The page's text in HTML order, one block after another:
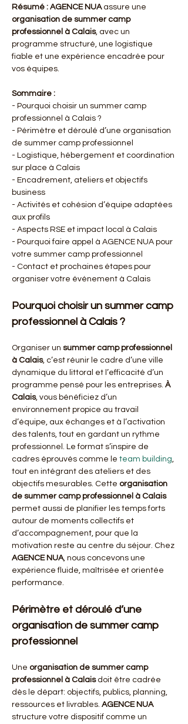
Résumé : AGENCE NUA assure une
organisation de summer camp
professionnel à Calais, avec un
programme structuré, une logistique
fiable et une expérience encadrée pour
vos équipes.
Sommaire :
- Pourquoi choisir un summer camp
professionnel à Calais ?
- Périmètre et déroulé d’une organisation
de summer camp professionnel
- Logistique, hébergement et coordination
sur place à Calais
- Encadrement, ateliers et objectifs
business
- Activités et cohésion d’équipe adaptées
aux profils
- Aspects RSE et impact local à Calais
- Pourquoi faire appel à AGENCE NUA pour
votre summer camp professionnel
- Contact et prochaines étapes pour
organiser votre événement à Calais
Pourquoi choisir un summer camp
professionnel à Calais ?
Organiser un summer camp professionnel
à Calais, c’est réunir le cadre d’une ville
dynamique du littoral et l’efficacité d’un
programme pensé pour les entreprises. À
Calais, vous bénéficiez d’un
environnement propice au travail
d’équipe, aux échanges et à l’activation
des talents, tout en gardant un rythme
professionnel. Le format s’inspire de
cadres éprouvés comme le team building,
tout en intégrant des ateliers et des
objectifs mesurables. Cette organisation
de summer camp professionnel à Calais
permet aussi de planifier les temps forts
autour de moments collectifs et
d’accompagnement, pour que la
motivation reste au centre du séjour. Chez
AGENCE NUA, nous concevons une
expérience fluide, maîtrisée et orientée
performance.
Périmètre et déroulé d’une
organisation de summer camp
professionnel
Une organisation de summer camp
professionnel à Calais doit être cadrée
dès le départ: objectifs, publics, planning,
ressources et livrables. AGENCE NUA
structure votre dispositif comme un